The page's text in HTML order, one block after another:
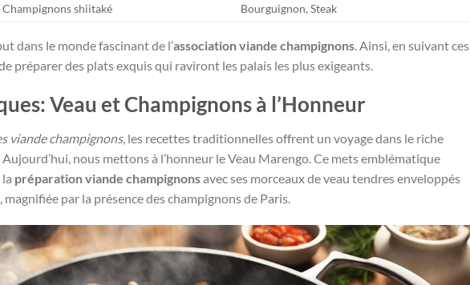
Champignons shiitaké Bourguignon, Steak
dans le monde fascinant de l’association viande champignons . Ainsi, en suivant ces
préparer des plats exquis qui raviront les palais les plus exigeants.
Veau et Champignons à l’Honneur
viande champignons, les recettes traditionnelles offrent un voyage dans le riche
nous mettons à l’honneur le Veau Marengo. Ce mets emblématique
préparation viande champignonsavec ses morceaux de veau tendres enveloppés
par la présence des champignons de Paris.